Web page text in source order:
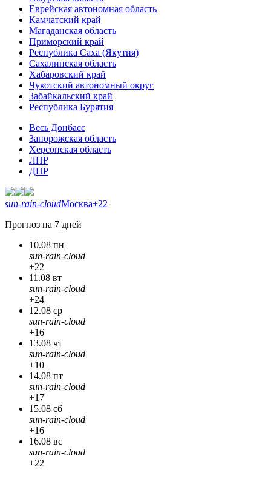
Еврейская автономная область
Камчатский край
Магаданская область
Приморский край
Республика Саха (Якутия)
Сахалинская область
Хабаровский край
Чукотский автономный округ
Забайкальский край
Республика Бурятия
Весь Донбасс
Запорожская область
Херсонская область
ЛНР
ДНР
sun-rain-cloudМосква+22
Прогноз на 7 дней
10.08 пн
sun-rain-cloud
+22
11.08 вт
sun-rain-cloud
+24
12.08 ср
sun-rain-cloud
+16
13.08 чт
sun-rain-cloud
+10
14.08 пт
sun-rain-cloud
+17
15.08 сб
sun-rain-cloud
+16
16.08 вс
sun-rain-cloud
+22